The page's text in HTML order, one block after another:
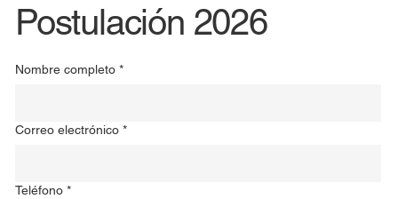
Nombre completo *
Correo electrónico *
Teléfono *
Postulación 2026